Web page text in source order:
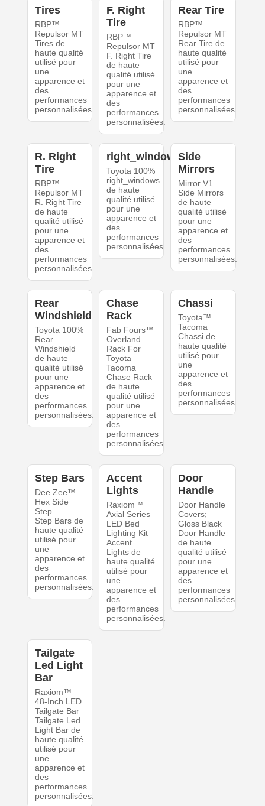
Tires
RBP™
Repulsor MT
Tires de
haute qualité
utilisé pour
une
apparence et
des
performances
personnalisées.
F. Right
Tire
RBP™
Repulsor MT
F. Right Tire
de haute
qualité utilisé
pour une
apparence et
des
performances
personnalisées.
Rear Tire
RBP™
Repulsor MT
Rear Tire de
haute qualité
utilisé pour
une
apparence et
des
performances
personnalisées.
R. Right
Tire
RBP™
Repulsor MT
R. Right Tire
de haute
qualité utilisé
pour une
apparence et
des
performances
personnalisées.
right_windows
Toyota 100%
right_windows
de haute
qualité utilisé
pour une
apparence et
des
performances
personnalisées.
Side
Mirrors
Mirror V1
Side Mirrors
de haute
qualité utilisé
pour une
apparence et
des
performances
personnalisées.
Rear
Windshield
Toyota 100%
Rear
Windshield
de haute
qualité utilisé
pour une
apparence et
des
performances
personnalisées.
Chase
Rack
Fab Fours™
Overland
Rack For
Toyota
Tacoma
Chase Rack
de haute
qualité utilisé
pour une
apparence et
des
performances
personnalisées.
Chassi
Toyota™
Tacoma
Chassi de
haute qualité
utilisé pour
une
apparence et
des
performances
personnalisées.
Step Bars
Dee Zee™
Hex Side
Step
Step Bars de
haute qualité
utilisé pour
une
apparence et
des
performances
personnalisées.
Accent
Lights
Raxiom™
Axial Series
LED Bed
Lighting Kit
Accent
Lights de
haute qualité
utilisé pour
une
apparence et
des
performances
personnalisées.
Door
Handle
Door Handle
Covers;
Gloss Black
Door Handle
de haute
qualité utilisé
pour une
apparence et
des
performances
personnalisées.
Tailgate
Led Light
Bar
Raxiom™
48-Inch LED
Tailgate Bar
Tailgate Led
Light Bar de
haute qualité
utilisé pour
une
apparence et
des
performances
personnalisées.